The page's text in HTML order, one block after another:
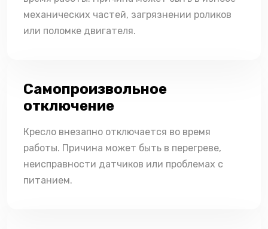
механических частей, загрязнении роликов
или поломке двигателя.
Самопроизвольное
отключение
Кресло внезапно отключается во время
работы. Причина может быть в перегреве,
неисправности датчиков или проблемах с
питанием.